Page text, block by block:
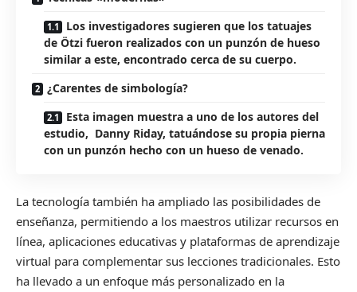
Los investigadores sugieren que los tatuajes
de Ötzi fueron realizados con un punzón de hueso
similar a este, encontrado cerca de su cuerpo.
¿Carentes de simbología?
Esta imagen muestra a uno de los autores del
estudio, Danny Riday, tatuándose su propia pierna
con un punzón hecho con un hueso de venado.
La tecnología también ha ampliado las posibilidades de
enseñanza, permitiendo a los maestros utilizar recursos en
línea, aplicaciones educativas y plataformas de aprendizaje
virtual para complementar sus lecciones tradicionales. Esto
ha llevado a un enfoque más personalizado en la